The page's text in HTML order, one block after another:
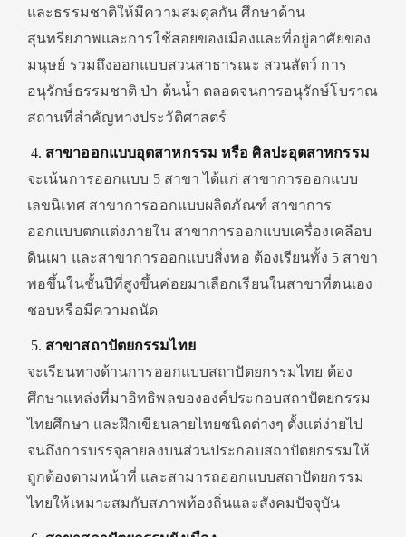
และธรรมชาติให้มีความสมดุลกัน ศึกษาด้าน
สุนทรียภาพและการใช้สอยของเมืองและที่อยู่อาศัยของ
มนุษย์ รวมถึงออกแบบสวนสาธารณะ สวนสัตว์ การ
อนุรักษ์ธรรมชาติ ป่า ต้นน้ำ ตลอดจนการอนุรักษ์โบราณ
สถานที่สำคัญทางประวัติศาสตร์
สาขาออกแบบอุตสาหกรรม หรือ ศิลปะอุตสาหกรรม
จะเน้นการออกแบบ 5 สาขา ได้แก่ สาขาการออกแบบ
เลขนิเทศ สาขาการออกแบบผลิตภัณฑ์ สาขาการ
ออกแบบตกแต่งภายใน สาขาการออกแบบเครื่องเคลือบ
ดินเผา และสาขาการออกแบบสิ่งทอ ต้องเรียนทั้ง 5 สาขา
พอขึ้นในชั้นปีที่สูงขึ้นค่อยมาเลือกเรียนในสาขาที่ตนเอง
ชอบหรือมีความถนัด
สาขาสถาปัตยกรรมไทย
จะเรียนทางด้านการออกแบบสถาปัตยกรรมไทย ต้อง
ศึกษาแหล่งที่มาอิทธิพลขององค์ประกอบสถาปัตยกรรม
ไทยศึกษา และฝึกเขียนลายไทยชนิดต่างๆ ตั้งแต่ง่ายไป
จนถึงการบรรจุลายลงบนส่วนประกอบสถาปัตยกรรมให้
ถูกต้องตามหน้าที่ และสามารถออกแบบสถาปัตยกรรม
ไทยให้เหมาะสมกับสภาพท้องถิ่นและสังคมปัจจุบัน